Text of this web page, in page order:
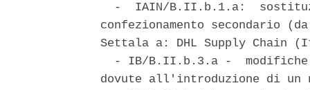
-  IAIN/B.II.b.1.a:
confezionamento secondario
Settala a: DHL Supply
- IB/B.II.b.3.a -
dovute all'introduzione di un